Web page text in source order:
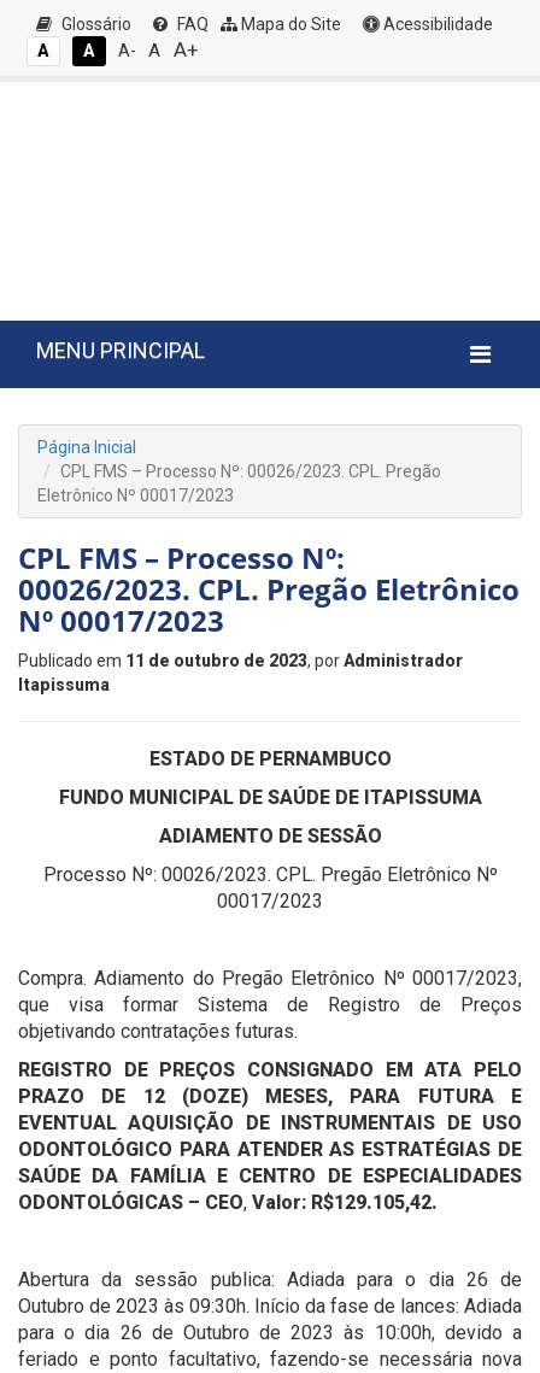
Glossário FAQ Mapa do Site
Acessibilidade
A
A A- A A+
MENU PRINCIPAL
Página Inicial
CPL FMS – Processo Nº: 00026/2023. CPL. Pregão
Eletrônico Nº 00017/2023
CPL FMS – Processo Nº:
00026/2023. CPL. Pregão Eletrônico
Nº 00017/2023
Publicado em 11 de outubro de 2023, porAdministrador
Itapissuma
ESTADO DE PERNAMBUCO
FUNDO MUNICIPAL DE SAÚDE DE ITAPISSUMA
ADIAMENTO DE SESSÃO
Processo Nº: 00026/2023. CPL. Pregão Eletrônico Nº
00017/2023
Compra. Adiamento do Pregão Eletrônico Nº 00017/2023,
que visa formar Sistema de Registro de Preços
objetivando contratações futuras.
REGISTRO DE PREÇOS CONSIGNADO EM ATA PELO
PRAZO DE 12 (DOZE) MESES, PARA FUTURA E
EVENTUAL AQUISIÇÃO DE INSTRUMENTAIS DE USO
ODONTOLÓGICO PARA ATENDER AS ESTRATÉGIAS DE
SAÚDE DA FAMÍLIA E CENTRO DE ESPECIALIDADES
ODONTOLÓGICAS – CEO, Valor: R$129.105,42.
Abertura da sessão publica: Adiada para o dia 26 de
Outubro de 2023 às 09:30h. Início da fase de lances: Adiada
para o dia 26 de Outubro de 2023 às 10:00h, devido a
feriado e ponto facultativo, fazendo-se necessária nova